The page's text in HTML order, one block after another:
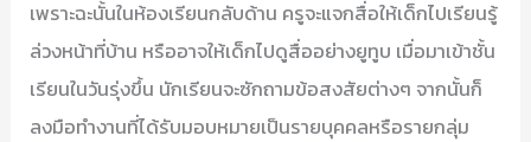
เพราะฉะนั้นในห้องเรียนกลับด้าน ครูจะแจกสื่อให้เด็กไปเรียนรู้
ล่วงหน้าที่บ้าน หรืออาจให้เด็กไปดูสื่ออย่างยูทูบ เมื่อมาเข้าชั้น
เรียนในวันรุ่งขึ้น นักเรียนจะซักถามข้อสงสัยต่างๆ จากนั้นก็
ลงมือทำงานที่ได้รับมอบหมายเป็นรายบุคคลหรือรายกลุ่ม